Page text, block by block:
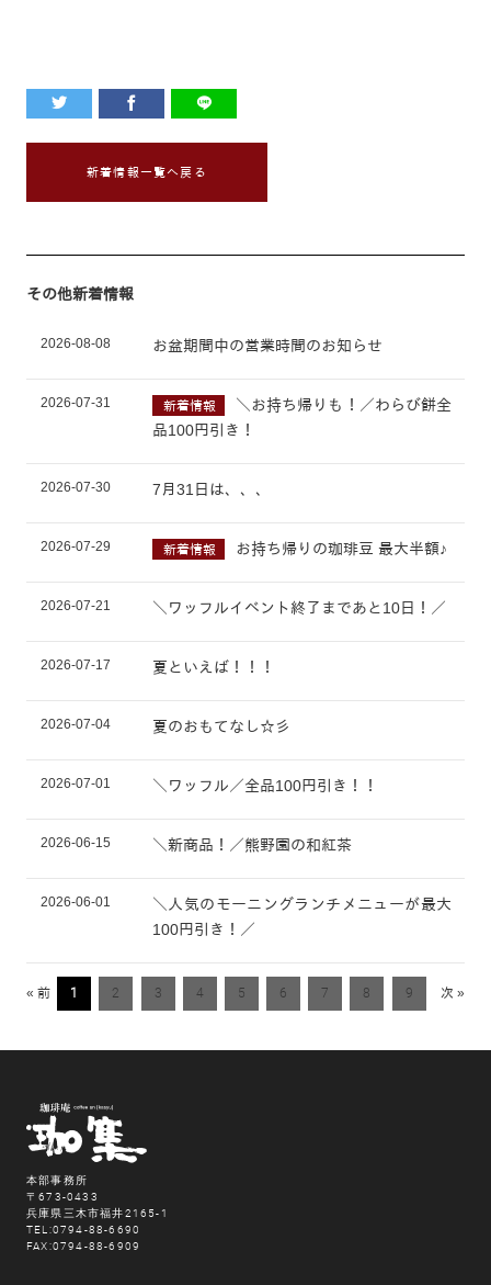
新着情報一覧へ戻る
その他新着情報
2026-08-08 お盆期間中の営業時間のお知らせ
2026-07-31 新着情報
＼お持ち帰りも！／わらび餅全
品100円引き！
2026-07-30 7月31日は、、、
2026-07-29 新着情報 お持ち帰りの珈琲豆 最大半額♪
2026-07-21 ＼ワッフルイベント終了まであと10日！／
2026-07-17 夏といえば！！！
2026-07-04 夏のおもてなし☆彡
2026-07-01 ＼ワッフル／全品100円引き！！
2026-06-15 ＼新商品！／熊野園の和紅茶
2026-06-01
＼人気のモーニングランチメニューが最大
100円引き！／
« 前 1 2 3 4 5 6 7 8 9 次 »
本部事務所
〒673-0433
兵庫県三木市福井2165-1
TEL:0794-88-6690
FAX:0794-88-6909